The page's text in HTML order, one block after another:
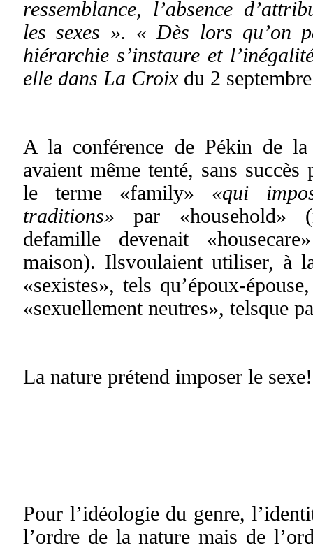
ressemblance, l’absence
les sexes ». « Dès lors qu’on
hiérarchie s’instaure et
elle dans La Croix du 2
A la conférence de Pékin de la
avaient même tenté, sans
le terme «family» «qui
traditions»par «household»
defamille devenait
maison). Ilsvoulaient utiliser, à
«sexistes», tels qu’époux-
«sexuellement neutres», telsque
La nature prétend imposer le sexe!
Pour l’idéologie du genre,
l’ordre de la nature mais de